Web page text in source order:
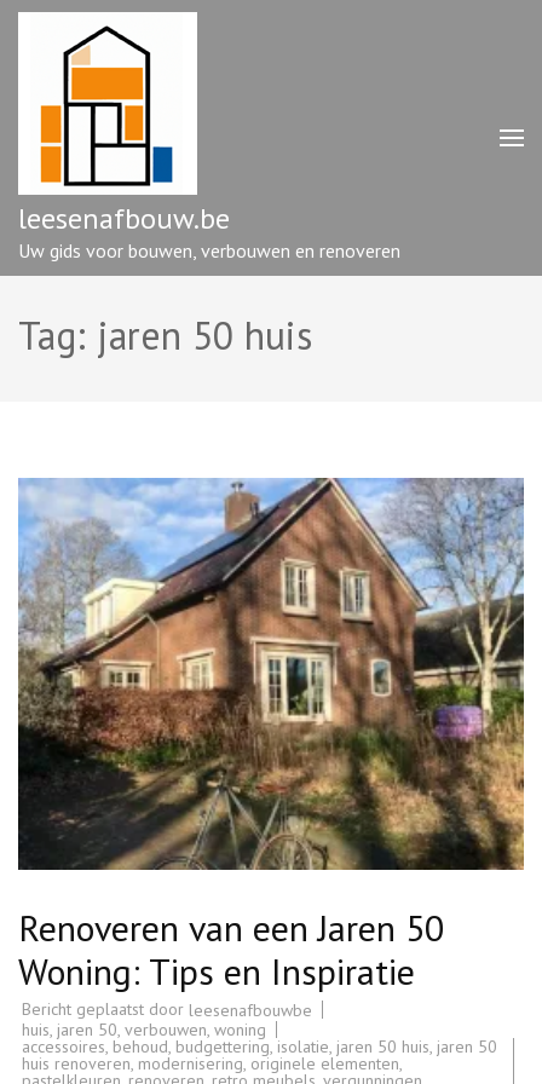
Ga
enter)
leesenafbouw.be
Uw gids voor bouwen, verbouwen en renoveren
Tag: jaren 50 huis
Renoveren van een Jaren 50
Woning: Tips en Inspiratie
Bericht geplaatst door leesenafbouwbe
huis, jaren 50, verbouwen, woning
accessoires, behoud, budgettering, isolatie, jaren 50 huis, jaren 50
huis renoveren, modernisering, originele elementen,